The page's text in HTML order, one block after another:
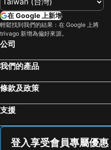
Luminous Hot Spring Resort & SPA
Fish Hotel Taitung
旅行家商務會館
J Resort
Traveller-Inn Day Moon Hotel
FUNSUMMER
Yes Hotel
行雲會館
在 Google 上新增
輕鬆找到我們的結果：在 Google 上將
trivago 新增為偏好來源。
公司
我們的產品
條款及政策
支援
登入享受會員專屬優惠